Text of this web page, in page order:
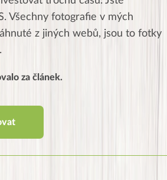
Všechny fotografie v mých
z jiných webů, jsou to fotky
za článek.